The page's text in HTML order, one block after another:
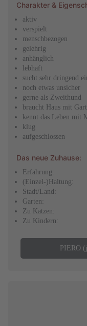
Charakter &
aktiv
verspielt
menschbezogen
gelehrig
anhänglich
lebhaft
sucht sehr dringend
noch etwas unsicher
gerne als Zweithund
braucht Haus mit
kennt das Leben mit
klug
aufgeschlossen
Das neue Zuhause:
Erfahrung:
(Einzel-)Haltung:
Stadt/Land:
Garten:
Zu Katzen:
Zu Kindern:
PIERO